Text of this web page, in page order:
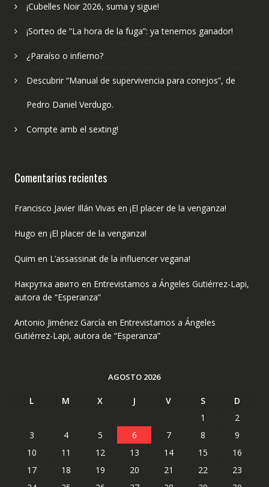
¡Cubelles Noir 2026, suma y sigue!
¡Sorteo de “La hora de la fuga”: ya tenemos ganador!
¿Paraíso o infierno?
Descubrir “Manual de supervivencia para conejos”, de
Pedro Daniel Verdugo.
Compte amb el sexting!
Comentarios recientes
Francisco Javier Illán Vivas en ¡El placer de la venganza!
Hugo en ¡El placer de la venganza!
Quim en L’assassinat de la influencer vegana!
Накрутка авито en Entrevistamos a Ángeles Gutiérrez-Lapi,
autora de “Esperanza”
Antonio Jiménez García en Entrevistamos a Ángeles
Gutiérrez-Lapi, autora de “Esperanza”
AGOSTO 2026
L M X J V S
D
1
2
3
4 5 6 7 8
9
10
11 12 13 14 15
16
17
18 19 20 21 22
23